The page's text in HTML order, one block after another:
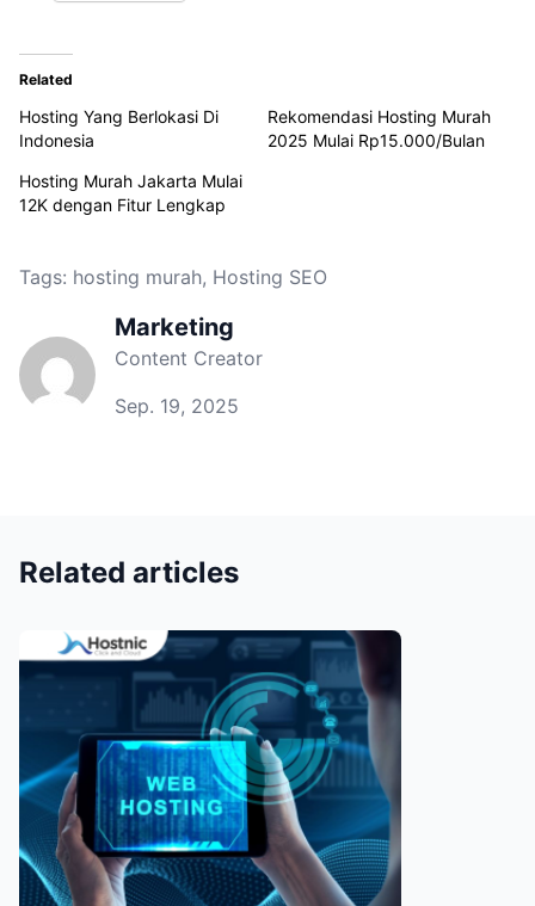
Related
Hosting Yang Berlokasi Di
Indonesia
Rekomendasi Hosting Murah
2025 Mulai Rp15.000/Bulan
Hosting Murah Jakarta Mulai
12K dengan Fitur Lengkap
Tags: hosting murah, Hosting SEO
Marketing
Content Creator
Sep. 19, 2025
Related articles